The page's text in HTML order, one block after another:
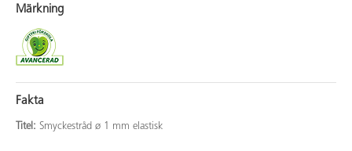
Märkning
Fakta
Titel: Smyckestråd ø 1 mm elastisk